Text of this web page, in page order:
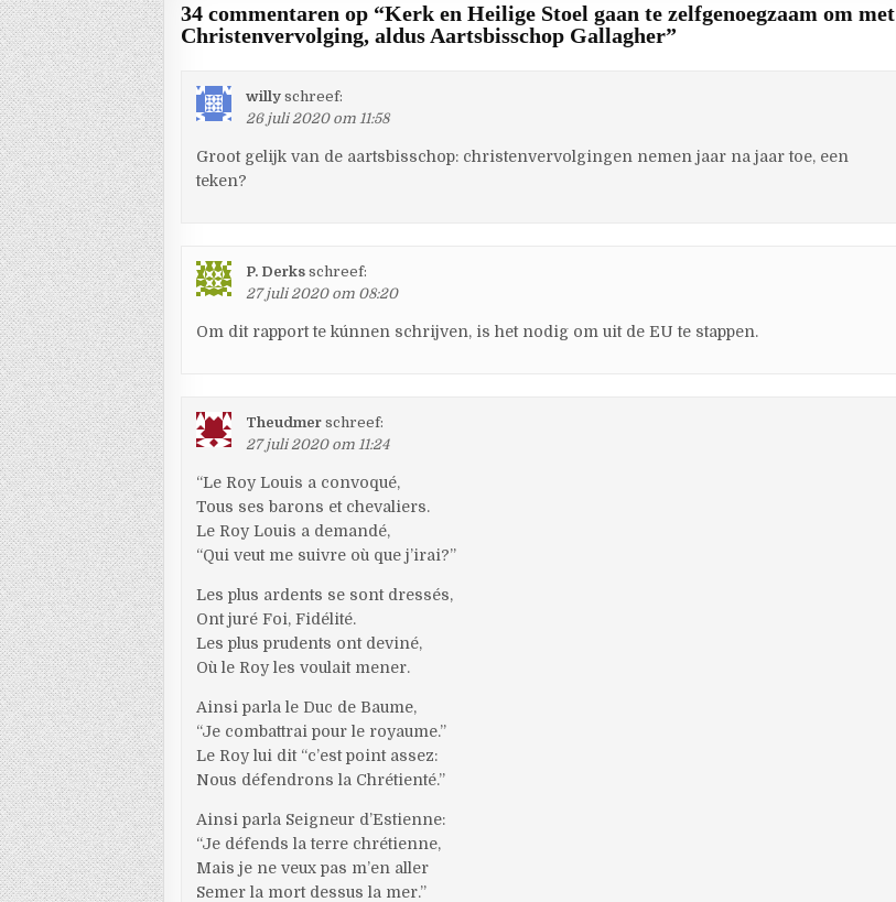
34 commentaren op “Kerk en Heilige Stoel gaan te zelfgenoegzaam om met
Christenvervolging, aldus Aartsbisschop Gallagher”
willy schreef:
26 juli 2020 om 11:58
Groot gelijk van de aartsbisschop: christenvervolgingen nemen jaar na jaar toe, een
teken?
P. Derks schreef:
27 juli 2020 om 08:20
Om dit rapport te kúnnen schrijven, is het nodig om uit de EU te stappen.
Theudmer schreef:
27 juli 2020 om 11:24
“Le Roy Louis a convoqué,
Tous ses barons et chevaliers.
Le Roy Louis a demandé,
“Qui veut me suivre où que j’irai?”
Les plus ardents se sont dressés,
Ont juré Foi, Fidélité.
Les plus prudents ont deviné,
Où le Roy les voulait mener.
Ainsi parla le Duc de Baume,
“Je combattrai pour le royaume.”
Le Roy lui dit “c’est point assez:
Nous défendrons la Chrétienté.”
Ainsi parla Seigneur d’Estienne:
“Je défends la terre chrétienne,
Mais je ne veux pas m’en aller
Semer la mort dessus la mer.”